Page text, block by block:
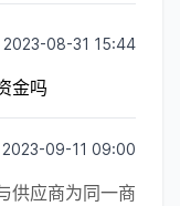
2023-08-31 15:44
金吗
2023-09-11 09:00
供应商为同一商